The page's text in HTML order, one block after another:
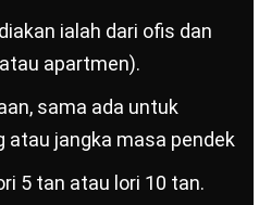
ialah dari ofis dan
apartmen).
sama ada untuk
atau jangka masa pendek
5 tan atau lori 10 tan.